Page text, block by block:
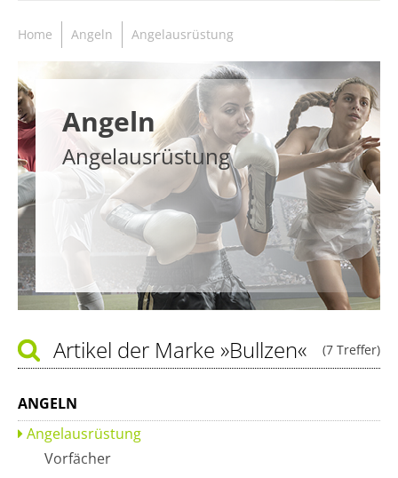
Home Angeln Angelausrüstung
Angeln
Angelausrüstung
(7 Treffer)
Artikel der Marke »Bullzen«
ANGELN
Angelausrüstung
Vorfächer